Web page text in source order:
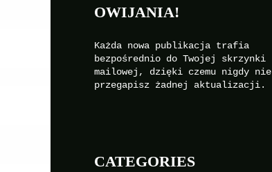
OWIJANIA!
Każda nowa publikacja trafia
bezpośrednio do Twojej skrzynki
mailowej, dzięki czemu nigdy nie
przegapisz żadnej aktualizacji.
CATEGORIES